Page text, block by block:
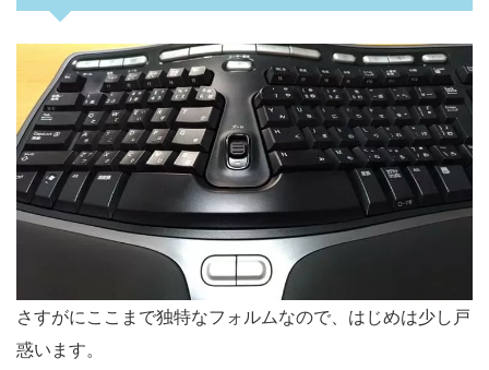
さすがにここまで独特なフォルムなので、はじめは少し戸
惑います。